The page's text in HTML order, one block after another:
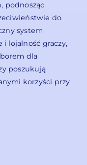
podnosząc
do
system
i lojalność graczy,
dla
poszukują
korzyści przy